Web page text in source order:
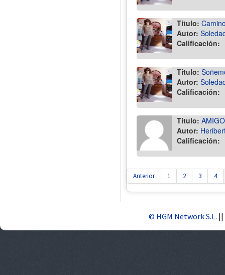
Título:
Autor:
Calificación:
Título:
Autor:
Calificación:
Título:
Autor:
Calificación:
Anterior 1 2 3 4
© HGM Network S.L. ||